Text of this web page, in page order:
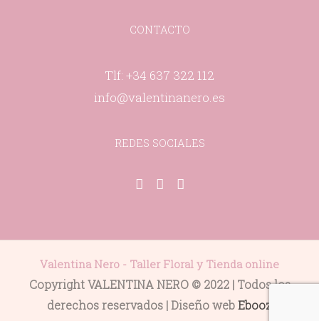
CONTACTO
Tlf: +34 637 322 112
info@valentinanero.es
REDES SOCIALES
Facebook-
Pinterest-
Instagram
Valentina Nero - Taller Floral y Tienda online
Copyright VALENTINA NERO © 2022 | Todos los
derechos reservados | Diseño webEbooz